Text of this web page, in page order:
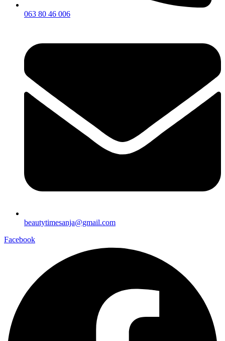
063 80 46 006
beautytimesanja@gmail.com
Facebook